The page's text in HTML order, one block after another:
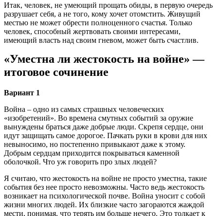
Итак, человек, не умеющий прощать обиды, в первую очередь
разрушает себя, а не того, кому хочет отомстить. Живущий
местью не может обрести полноценного счастья. Только
человек, способный жертвовать своими интересами,
имеющий власть над своим гневом, может быть счастлив.
«Уместна ли жестокость на войне» —
итоговое сочинение
Вариант 1
Война – одно из самых страшных человеческих
«изобретений». Во времена смутных событий за оружие
вынуждены браться даже добрые люди. Скрепя сердце, они
идут защищать самое дорогое. Пачкать руки в крови для них
невыносимо, но постепенно привыкают даже к этому.
Добрым сердцам приходится покрываться каменной
оболочкой. Что уж говорить про злых людей?
Я считаю, что жестокость на войне не просто уместна, такие
события без нее просто невозможны. Часто ведь жестокость
возникает на психологической почве. Война уносит с собой
жизни многих людей. Их близкие часто загораются жаждой
мести, понимая, что терять им больше нечего. Это толкает к